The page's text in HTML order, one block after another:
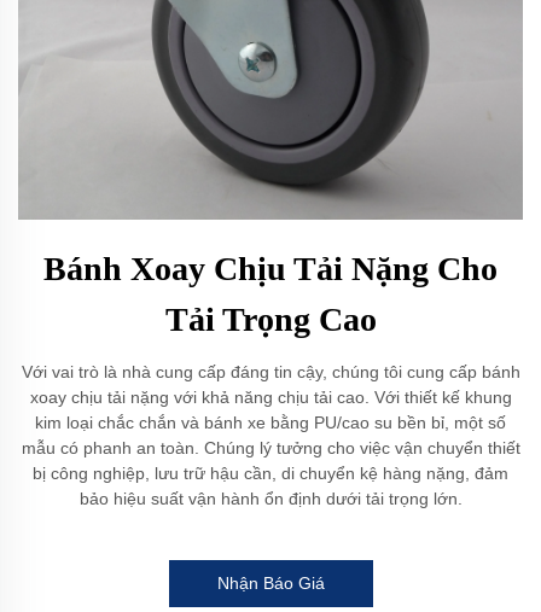
Bánh Xoay Chịu Tải Nặng Cho
Tải Trọng Cao
Với vai trò là nhà cung cấp đáng tin cậy, chúng tôi cung cấp bánh
xoay chịu tải nặng với khả năng chịu tải cao. Với thiết kế khung
kim loại chắc chắn và bánh xe bằng PU/cao su bền bỉ, một số
mẫu có phanh an toàn. Chúng lý tưởng cho việc vận chuyển thiết
bị công nghiệp, lưu trữ hậu cần, di chuyển kệ hàng nặng, đảm
bảo hiệu suất vận hành ổn định dưới tải trọng lớn.
Nhận Báo Giá